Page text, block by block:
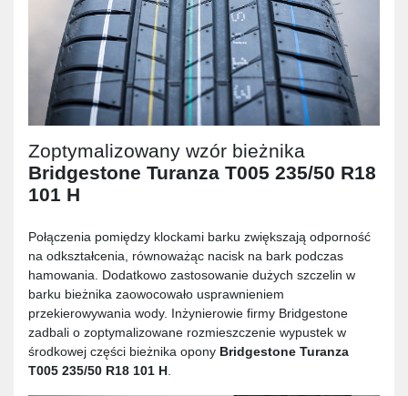
Zoptymalizowany wzór bieżnika
Bridgestone Turanza T005 235/50 R18
101 H
Połączenia pomiędzy klockami barku zwiększają odporność
na odkształcenia, równoważąc nacisk na bark podczas
hamowania. Dodatkowo zastosowanie dużych szczelin w
barku bieżnika zaowocowało usprawnieniem
przekierowywania wody. Inżynierowie firmy Bridgestone
zadbali o zoptymalizowane rozmieszczenie wypustek w
środkowej części bieżnika opony Bridgestone Turanza
T005 235/50 R18 101 H